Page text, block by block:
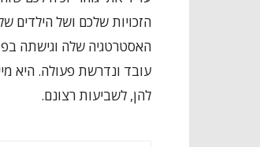
הזכויות שלכם ושל הילדים
האסטרטגיה שלה וגישתה
עובד ונדרשת פעולה. היא
להן, לשביעות רצונם.